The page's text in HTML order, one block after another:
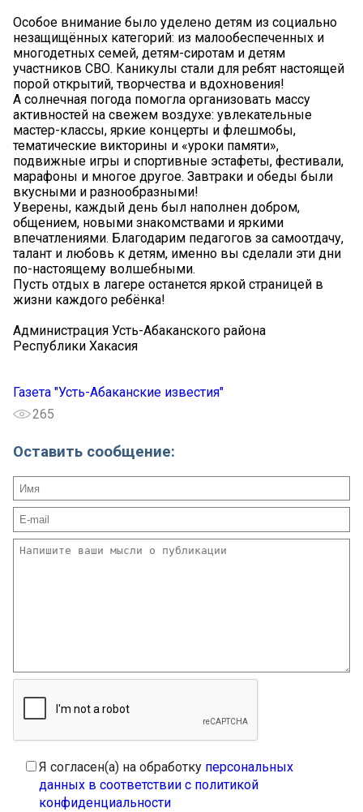
Особое внимание было уделено детям из социально
незащищённых категорий: из малообеспеченных и
многодетных семей, детям-сиротам и детям
участников СВО. Каникулы стали для ребят настоящей
порой открытий, творчества и вдохновения!
А солнечная погода помогла организовать массу
активностей на свежем воздухе: увлекательные
мастер-классы, яркие концерты и флешмобы,
тематические викторины и «уроки памяти»,
подвижные игры и спортивные эстафеты, фестивали,
марафоны и многое другое. Завтраки и обеды были
вкусными и разнообразными!
Уверены, каждый день был наполнен добром,
общением, новыми знакомствами и яркими
впечатлениями. Благодарим педагогов за самоотдачу,
талант и любовь к детям, именно вы сделали эти дни
по-настоящему волшебными.
Пусть отдых в лагере останется яркой страницей в
жизни каждого ребёнка!
Администрация Усть-Абаканского района
Республики Хакасия
Газета "Усть-Абаканские известия"
265
Оставить сообщение:
Я согласен(а) на обработку персональных
данных в соответствии с политикой
конфиденциальности